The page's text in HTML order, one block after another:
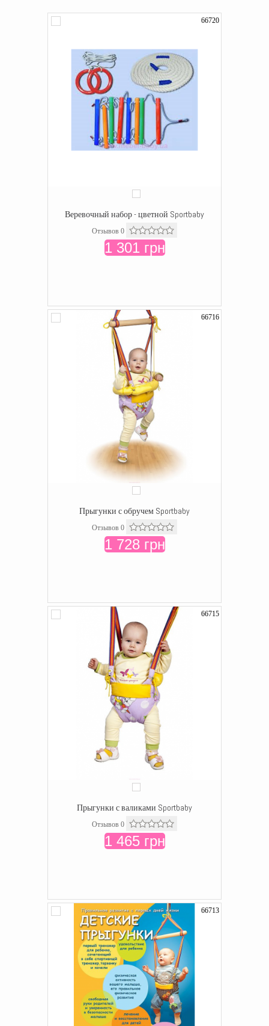
66720
Веревочный набор - цветной Sportbaby
Отзывов 0
1 301 грн
66716
Прыгунки с обручем Sportbaby
Отзывов 0
1 728 грн
66715
Прыгунки с валиками Sportbaby
Отзывов 0
1 465 грн
66713